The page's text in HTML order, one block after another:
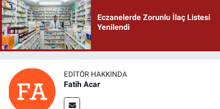
Eczanelerde Zorunlu İlaç Listesi
Yenilendi
EDITÖR HAKKINDA
Fatih Acar